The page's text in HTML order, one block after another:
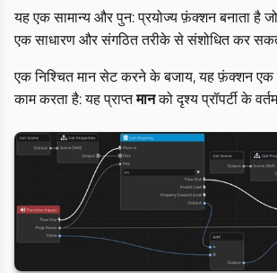
यह एक सामान्य और पुन: प्रयोज्य फ़ंक्शन बनाता है जो
एक साधारण और संगठित तरीके से संशोधित कर
एक निश्चित मान सेट करने के बजाय, यह फ़ंक्शन एक
काम करता है: यह प्राप्तमानको दृश्य प्रॉपर्टी के